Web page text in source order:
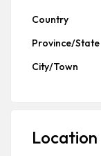
Country
Province/State
City/Town
Location